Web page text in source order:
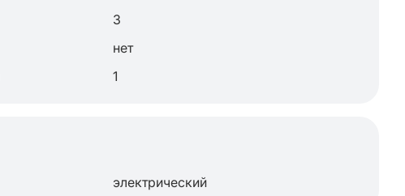
3
нет
1
электрический